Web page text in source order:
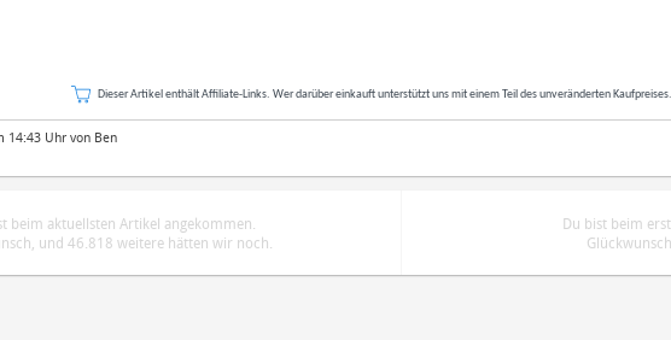
Dieser Artikel enthält Affiliate-Links. Wer darüber einkauft unterstützt uns mit einem Teil des unveränderten Kaufpreises.
14:43 Uhr von Ben
beim aktuellsten Artikel angekommen.
und 46.818 weitere hätten wir noch.
Du bist beim